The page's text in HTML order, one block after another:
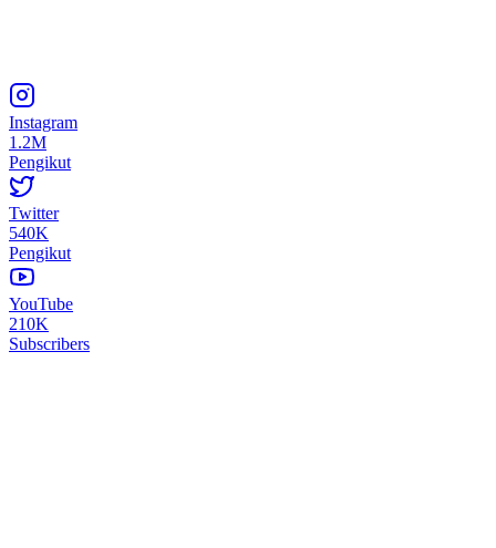
Instagram
1.2M
Pengikut
Twitter
540K
Pengikut
YouTube
210K
Subscribers